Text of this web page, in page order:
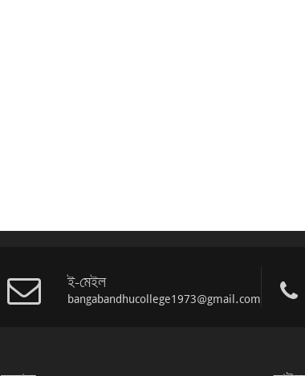
ই-মেইল
bangabandhucollege1973@gmail.com